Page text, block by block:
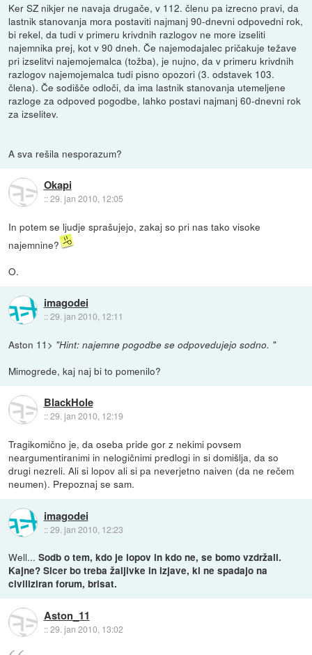
Ker SZ nikjer ne navaja drugače, v 112. členu pa izrecno pravi, da
lastnik stanovanja mora postaviti najmanj 90-dnevni odpovedni rok,
bi rekel, da tudi v primeru krivdnih razlogov ne more izseliti
najemnika prej, kot v 90 dneh. Če najemodajalec pričakuje težave
pri izselitvi najemojemalca (tožba), je nujno, da v primeru krivdnih
razlogov najemojemalca tudi pisno opozori (3. odstavek 103.
člena). Če sodišče odloči, da ima lastnik stanovanja utemeljene
razloge za odpoved pogodbe, lahko postavi najmanj 60-dnevni rok
za izselitev.
A sva rešila nesporazum?
Okapi
::29. jan 2010, 12:05
In potem se ljudje sprašujejo, zakaj so pri nas tako visoke
najemnine?
O.
imagodei
::29. jan 2010, 12:11
Aston 11> "Hint: najemne pogodbe se odpovedujejo sodno. "
Mimogrede, kaj naj bi to pomenilo?
BlackHole
::29. jan 2010, 12:19
Tragikomično je, da oseba pride gor z nekimi povsem
neargumentiranimi in nelogičnimi predlogi in si domišlja, da so
drugi nezreli. Ali si lopov ali si pa neverjetno naiven (da ne rečem
neumen). Prepoznaj se sam.
imagodei
::29. jan 2010, 12:23
Well...Sodb o tem, kdo je lopov in kdo ne, se bomo vzdržali.
Kajne? Sicer bo treba žaljivke in izjave, ki ne spadajo na
civiliziran forum, brisat.
Aston_11
::29. jan 2010, 13:02